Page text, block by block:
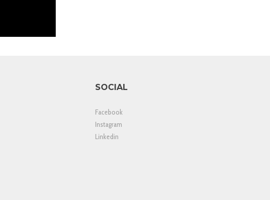
SOCIAL
Facebook
Instagram
Linkedin